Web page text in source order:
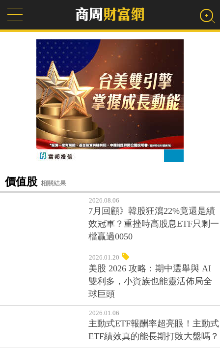
價值股 相關結果
2026.08.06
7月回顧》韓股狂瀉22%竟還是績
效冠軍？重挫時高股息ETF只剩一
檔贏過0050
2026.01.20
美股 2026 攻略：期中選舉與 AI
雙利多，小資族也能靈活佈局全
球巨頭
2026.01.06
主動式ETF報酬率超亮眼！主動式
ETF績效真的能長期打敗大盤嗎？